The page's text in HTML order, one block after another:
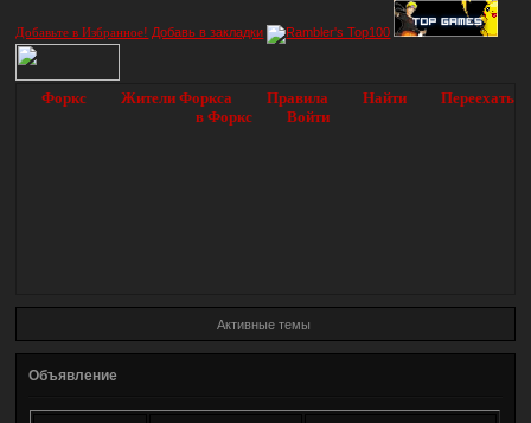
Добавьте в Избранное! Добавь в закладки
Форкс Жители Форкса Правила Найти
Переехать
в Форкс
Войти
Активные темы
Объявление